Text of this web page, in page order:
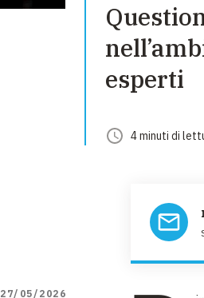
esperti
4minuti di
27/05/2026